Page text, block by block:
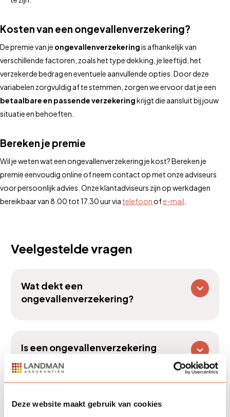
Deze website maakt gebruik van cookies
Kosten van een ongevallenverzekering?
De premie van je ongevallenverzekeringis afhankelijk van
verschillende factoren, zoals het type dekking, je leeftijd, het
verzekerde bedrag en eventuele aanvullende opties. Door deze
variabelen zorgvuldig af te stemmen, zorgen we ervoor dat je een
betaalbare en passende verzekeringkrijgt die aansluit bij jouw
situatie en behoeften.
Bereken je premie
Wil je weten wat een ongevallenverzekering je kost? Bereken je
premie eenvoudig online of neem contact op met onze adviseurs
voor persoonlijk advies. Onze klantadviseurs zijn op werkdagen
bereikbaar van 8.00 tot 17.30 uur via telefoonofe-mail
Veelgestelde vragen
Wat dekt een
ongevallenverzekering?
Is een ongevallenverzekering
verplicht?
Hoe wordt de premie bepaald?